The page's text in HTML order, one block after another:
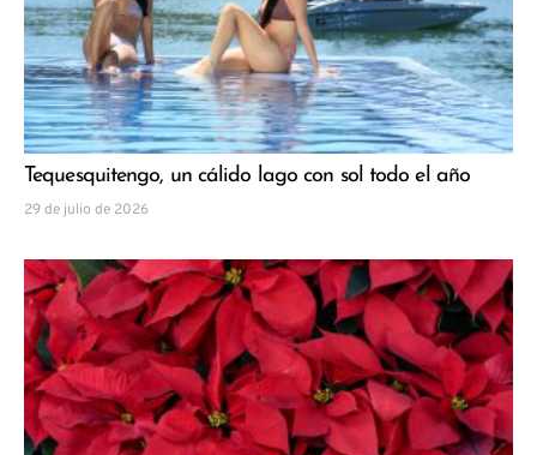
Tequesquitengo, un cálido lago con sol todo el año
29 de julio de 2026